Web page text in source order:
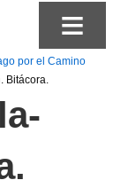
≡
por el Camino
Bitácora.